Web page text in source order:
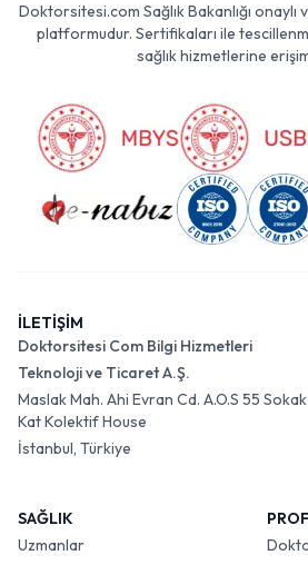
Doktorsitesi.com Sağlık Bakanlığı onaylı
platformudur. Sertifikaları ile
sağlık hizmetlerine
İLETİŞİM
Doktorsitesi Com Bilgi Hizmetleri
Teknoloji ve Ticaret A.Ş.
Maslak Mah. Ahi Evran Cd. A.O.S 55
Kat Kolektif House
İstanbul, Türkiye
SAĞLIK
Uzmanlar